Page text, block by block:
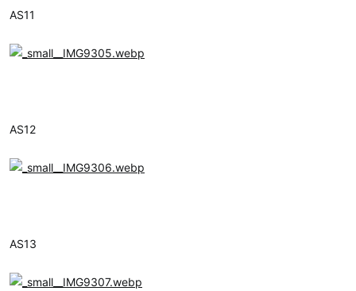
AS11
AS12
AS13